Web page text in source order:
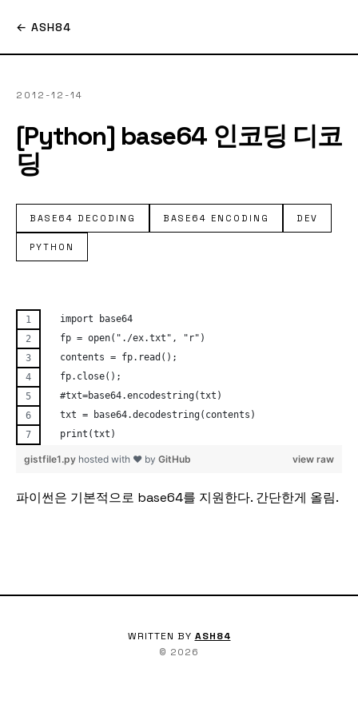
← ASH84
2012-12-14
[Python] base64 인코딩 디코
딩
BASE64 DECODING BASE64 ENCODING DEV
PYTHON
  import base64
  fp = open("./ex.txt", "r")
  contents = fp.read();
  fp.close();
  #txt=base64.encodestring(txt)
  txt = base64.decodestring(contents)
  print(txt)
view raw
gistfile1.py hosted with ❤ by GitHub
파이썬은 기본적으로 base64를 지원한다. 간단한게 올림.
WRITTEN BY ASH84
© 2026